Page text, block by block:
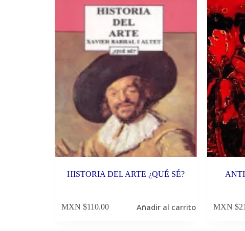
HISTORIA DEL ARTE ¿QUÉ SÉ?
MXN $110.00 Añadir al carrito MXN $